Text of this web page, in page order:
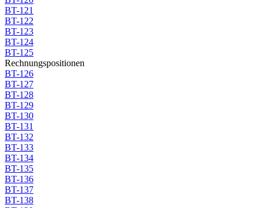
BT-121
BT-122
BT-123
BT-124
BT-125
Rechnungspositionen
BT-126
BT-127
BT-128
BT-129
BT-130
BT-131
BT-132
BT-133
BT-134
BT-135
BT-136
BT-137
BT-138